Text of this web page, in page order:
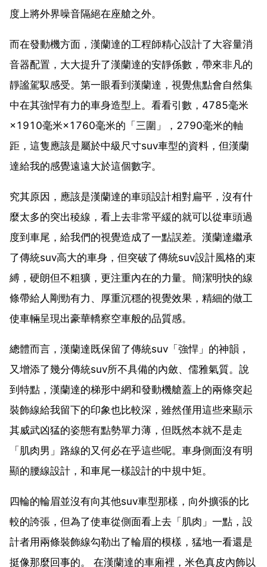
度上將外界噪音隔絕在座艙之外。
而在發動機方面，漢蘭達的工程師精心設計了大容量消
音器配置，大大提升了漢蘭達的安靜係數，帶來非凡的
靜謐駕馭感受。第一眼看到漢蘭達，視覺焦點會自然集
中在其強悍有力的車身造型上。看看引數，4785毫米
×1910毫米×1760毫米的「三圍」，2790毫米的軸
距，這隻應該是屬於中級尺寸suv車型的資料，但漢蘭
達給我的感覺遠遠大於這個數字。
究其原因，應該是漢蘭達的車頭設計相對扁平，沒有什
麼太多的突出稜線，看上去非常平緩的就可以從車頭過
度到車尾，給我們的視覺造成了一點誤差。漢蘭達繼承
了傳統suv高大的車身，但突破了傳統suv設計風格的束
縛，硬朗但不粗獷，更注重內在的力量。簡潔明快的線
條帶給人剛勁有力、厚重沉穩的視覺效果，精細的做工
使車輛呈現出豪華轎察空車般的品質感。
總體而言，漢蘭達既保留了傳統suv「強悍」的神韻，
又增添了幾分傳統suv所不具備的內斂、儒雅氣質。說
到特點，漢蘭達的梯形中網和發動機艙蓋上的兩條突起
裝飾線給我留下的印象也比較深，雖然僅用這些來顯示
其威武凶猛的姿態有點勢單力薄，但既然本就不是走
「肌肉男」路線的又何必在乎這些呢。車身側面沒有明
顯的腰線設計，和車尾一樣設計的中規中矩。
四輪的輪眉並沒有向其他suv車型那樣，向外擴張的比
較的誇張，但為了使車從側面看上去「肌肉」一點，設
計者用兩條裝飾線勾勒出了輪眉的模樣，猛地一看還是
挺像那麼回事的。 在漢蘭達的車廂裡，米色真皮內飾以